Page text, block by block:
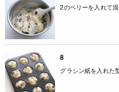
2のベリーを入れて混
8
グラシン紙を入れた